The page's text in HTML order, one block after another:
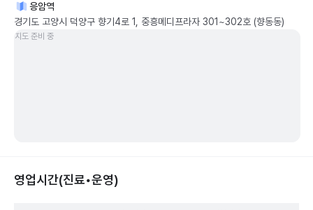
응암역
경기도 고양시 덕양구 향기4로 1, 중흥메디프라자 301~302호 (향동동)
지도 준비 중
영업시간(진료•운영)